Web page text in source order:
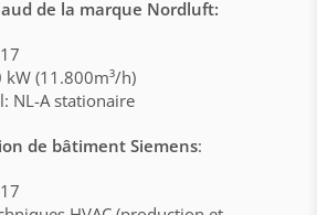
de la marque Nordluft:
kW (11.800m³/h)
NL-A stationaire
de bâtiment Siemens: